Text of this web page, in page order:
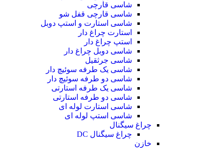
شاسی قارچی
شاسی قارچی قفل شو
شاسی استارت و استپ دوبل
استارت چراغ دار
استپ چراغ دار
شاسی دوبل چراغ دار
شاسی جرثقیل
شاسی یک طرفه سوئیچ دار
شاسی دو طرفه سوئیچ دار
شاسی یک طرفه استارتی
شاسی دو طرفه استارتی
شاسی استارت لوله ای
شاسی استپ لوله ای
چراغ سیگنال
چراغ سیگنال DC
خازن